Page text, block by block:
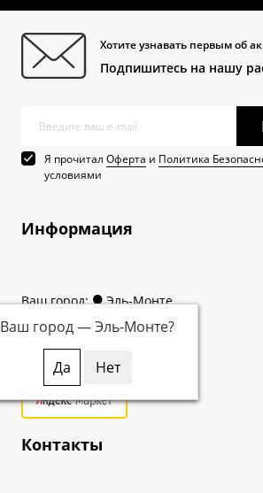
Хотите узнавать первым об
Подпишитесь на нашу
Я прочитал Оферта и Политика
условиями
Информация
Ваш город: Эль-Монте
Ваш город —Эль-Монте?
Контакты